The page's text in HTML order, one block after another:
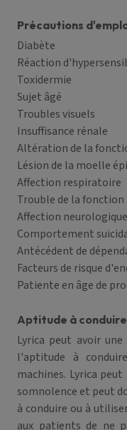
Précautions
Diabète
Réaction
Toxidermie
Sujet âgé
Troubles visuels
Insuffisance rénale
Altération de la
Lésion de la moelle
Affection respiratoire
Trouble de la
Affection neurologique
Comportement
Antécédent de
Facteurs de risque
Patiente en âge de
Aptitude à conduire
Lyrica peut avoir
l'aptitude à
machines. Lyrica
somnolence et peut
à conduire ou à
aux patients de ne